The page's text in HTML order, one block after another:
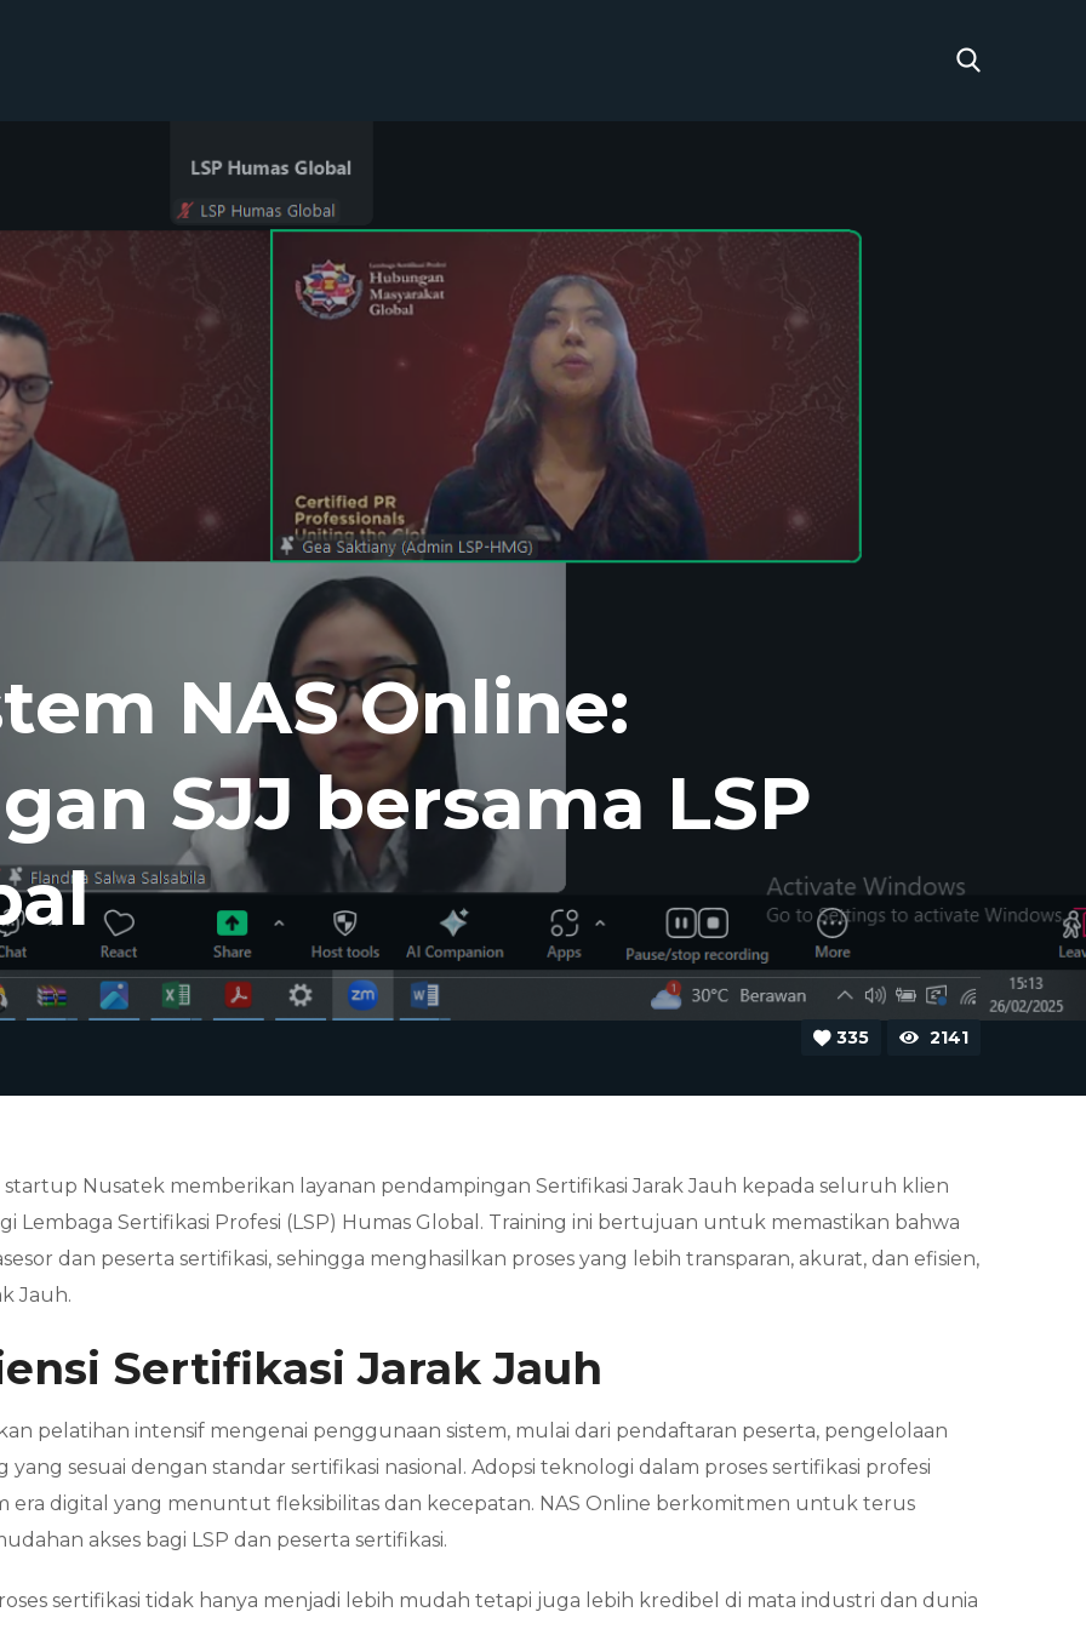
NAS Online:
SJJ bersama LSP
335 2141
startup Nusatek memberikan layanan pendampingan Sertifikasi Jarak Jauh kepada seluruh klien
Lembaga Sertifikasi Profesi (LSP) Humas Global. Training ini bertujuan untuk memastikan bahwa
dan peserta sertifikasi, sehingga menghasilkan proses yang lebih transparan, akurat, dan efisien,
Jauh.
Sertifikasi Jarak Jauh
pelatihan intensif mengenai penggunaan sistem, mulai dari pendaftaran peserta, pengelolaan
sesuai dengan standar sertifikasi nasional. Adopsi teknologi dalam proses sertifikasi profesi
era digital yang menuntut fleksibilitas dan kecepatan. NAS Online berkomitmen untuk terus
akses bagi LSP dan peserta sertifikasi.
sertifikasi tidak hanya menjadi lebih mudah tetapi juga lebih kredibel di mata industri dan dunia